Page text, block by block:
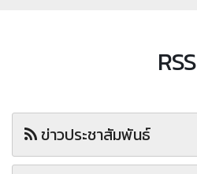
RSS
ข่าวประชาสัมพันธ์